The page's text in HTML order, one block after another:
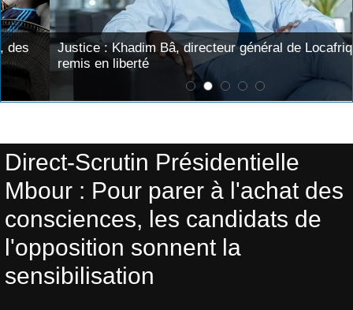
Justice : Khadim Bâ, directeur général de Locafrique,
remis en liberté
Direct-Scrutin Présidentielle
Mbour : Pour parer à l'achat des
consciences, les candidats de
l'opposition sonnent la
sensibilisation